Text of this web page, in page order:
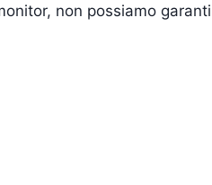
non possiamo